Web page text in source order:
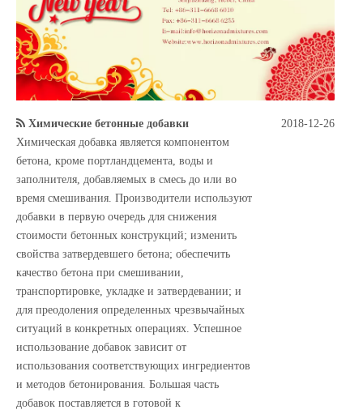
Химические бетонные добавки
Химическая добавка является компонентом
бетона, кроме портландцемента, воды и
заполнителя, добавляемых в смесь до или во
время смешивания. Производители используют
добавки в первую очередь для снижения
стоимости бетонных конструкций; изменить
свойства затвердевшего бетона; обеспечить
качество бетона при смешивании,
транспортировке, укладке и затвердевании; и
для преодоления определенных чрезвычайных
ситуаций в конкретных операциях. Успешное
использование добавок зависит от
использования соответствующих ингредиентов
и методов бетонирования. Большая часть
добавок поставляется в готовой к
2018-12-26